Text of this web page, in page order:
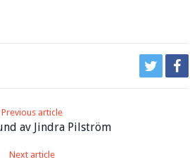
Previous article
av Jindra Pilström
Next article